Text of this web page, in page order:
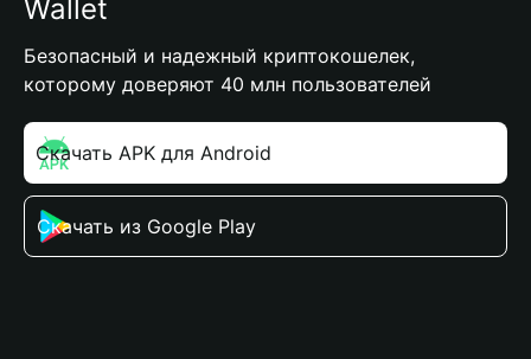
Wallet
Безопасный и надежный криптокошелек,
которому доверяют 40 млн пользователей
Скачать APK для Android
Скачать из Google Play